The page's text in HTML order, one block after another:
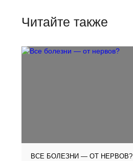
Читайте также
ВСЕ БОЛЕЗНИ — ОТ НЕРВОВ?